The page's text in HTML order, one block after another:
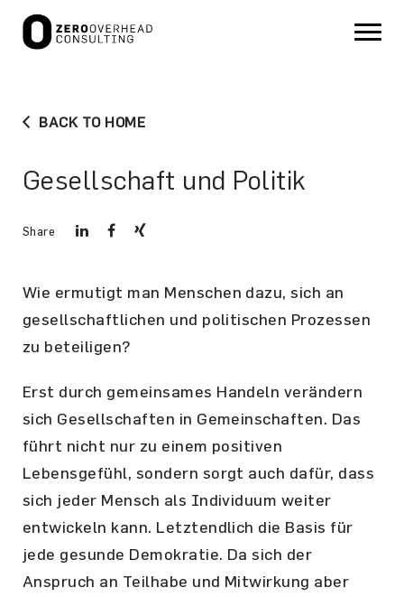
BACK TO HOME
Gesellschaft und Politik
Share
Wie ermutigt man Menschen dazu, sich an
gesellschaftlichen und politischen Prozessen
zu beteiligen?
Erst durch gemeinsames Handeln verändern
sich Gesellschaften in Gemeinschaften. Das
führt nicht nur zu einem positiven
Lebensgefühl, sondern sorgt auch dafür, dass
sich jeder Mensch als Individuum weiter
entwickeln kann. Letztendlich die Basis für
jede gesunde Demokratie. Da sich der
Anspruch an Teilhabe und Mitwirkung aber